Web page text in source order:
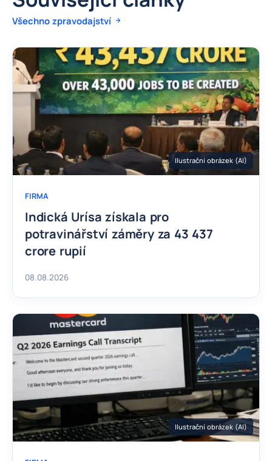
Všechno zpravodajství
Ilustrační obrázek (AI)
FIRMA
Indická Urísa získala pro
potravinářství záměry za 43 437
crore rupií
08.08.2026
Ilustrační obrázek (AI)